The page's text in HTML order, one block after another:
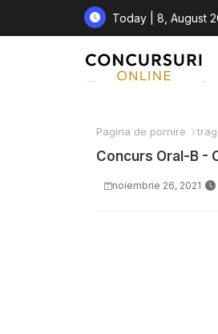
Today | 8, August
Pagina de pornire
Concurs Oral-B -
noiembrie 26, 2021